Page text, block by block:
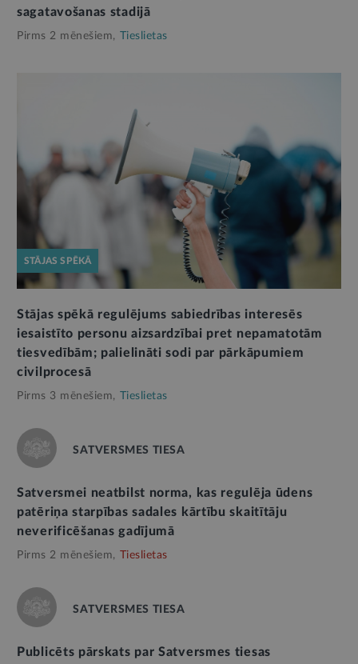
sagatavošanas stadijā
Pirms 2 mēnešiem, Tieslietas
STĀJAS SPĒKĀ
Stājas spēkā regulējums sabiedrības interesēs
iesaistīto personu aizsardzībai pret nepamatotām
tiesvedībām; palielināti sodi par pārkāpumiem
civilprocesā
Pirms 3 mēnešiem, Tieslietas
SATVERSMES TIESA
Satversmei neatbilst norma, kas regulēja ūdens
patēriņa starpības sadales kārtību skaitītāju
neverificēšanas gadījumā
Pirms 2 mēnešiem, Tieslietas
SATVERSMES TIESA
Publicēts pārskats par Satversmes tiesas